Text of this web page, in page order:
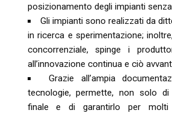
posizionamento degli impianti
Gli impianti sono realizzati da
in ricerca e sperimentazione;
concorrenziale, spinge i
all’innovazione continua e ciò
Grazie all’ampia
tecnologie, permette, non solo
finale e di garantirlo per